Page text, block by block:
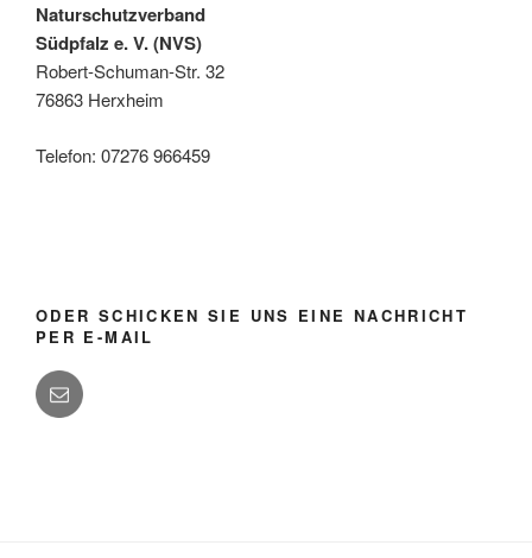
Naturschutzverband
Südpfalz e. V. (NVS)
Robert-Schuman-Str. 32
76863 Herxheim
Telefon: 07276 966459
ODER SCHICKEN SIE UNS EINE NACHRICHT
PER E-MAIL